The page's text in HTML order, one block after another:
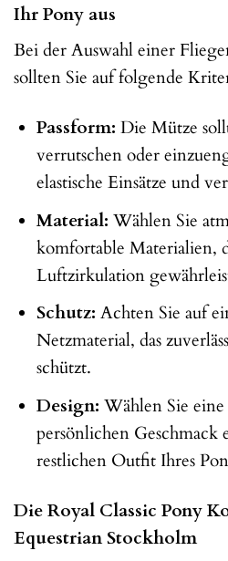
Ihr Pony aus
Bei der Auswahl einer
sollten Sie auf folgende
Passform: Die Mütze
verrutschen oder
elastische Einsätze und
Material: Wählen Sie
komfortable Materialien,
Luftzirkulation
Schutz: Achten Sie auf
Netzmaterial, das
schützt.
Design: Wählen Sie
persönlichen Geschmack
restlichen Outfit Ihres
Die Royal Classic Pony
Equestrian Stockholm